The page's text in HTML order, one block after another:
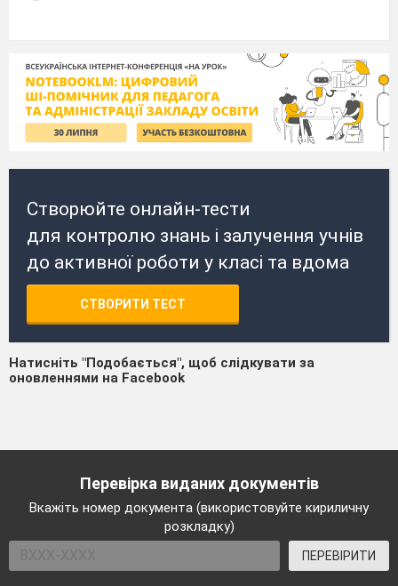
Створюйте онлайн-тести
для контролю знань і залучення учнів
до активної роботи у класі та вдома
СТВОРИТИ ТЕСТ
Натисніть "Подобається", щоб слідкувати за
оновленнями на Facebook
Перевірка виданих документів
Вкажіть номер документа (використовуйте кириличну
розкладку)
ПЕРЕВІРИТИ